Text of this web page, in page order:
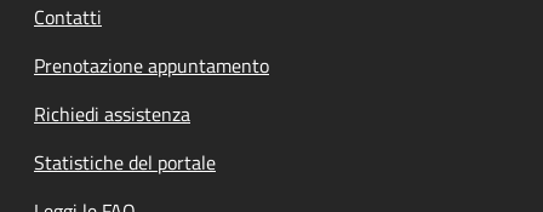
Contatti
Prenotazione appuntamento
Richiedi assistenza
Statistiche del portale